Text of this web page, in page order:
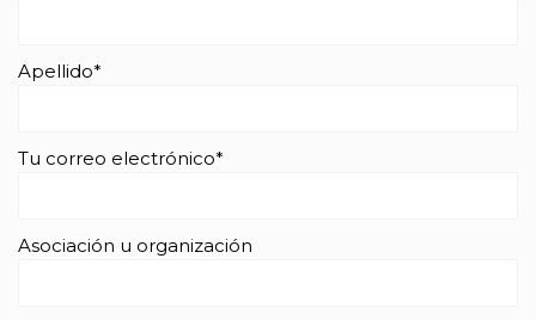
Apellido*
Tu correo electrónico*
Asociación u organización